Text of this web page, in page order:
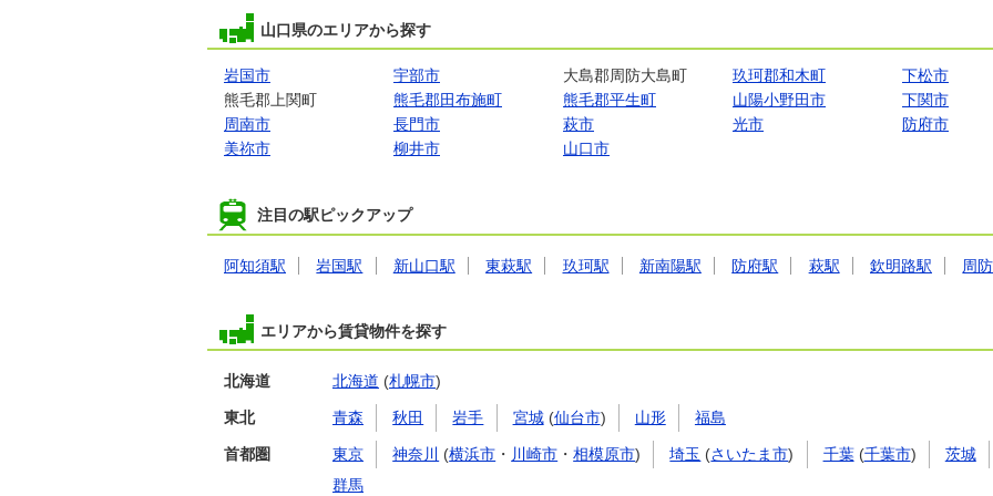
山口県のエリアから探す
岩国市 宇部市 大島郡周防大島町 玖珂郡和木町
下松市
熊毛郡上関町
熊毛郡田布施町 熊毛郡平生町 山陽小野田市
下関市
周南市
長門市 萩市 光市
防府市
美祢市
柳井市 山口市
注目の駅ピックアップ
阿知須駅 岩国駅 新山口駅 東萩駅 玖珂駅 新南陽駅 防府駅 萩駅 欽明路駅 周
エリアから賃貸物件を探す
北海道 北海道 (札幌市)
東北 青森 秋田 岩手 宮城(仙台市) 山形 福島
首都圏 東京 神奈川 (横浜市 ・ 川崎市 ・相模原市) 埼玉 (さいたま市) 千葉(千葉市) 茨城
群馬